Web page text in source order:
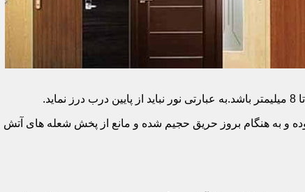
و به هنگام بروز حریق حجیم شده و مانع از پخش شعله های آتش